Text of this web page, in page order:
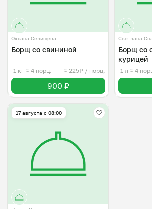
Оксана Селищева
Борщ со свининой
1 кг ≈ 4 порц. ≈ 225₽ / порц.
900 ₽
Светлана
Борщ со
курицей
1 л ≈ 4
17 августа с 08:00